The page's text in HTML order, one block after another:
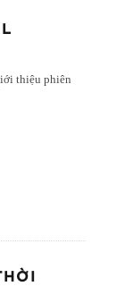
thiệu phiên